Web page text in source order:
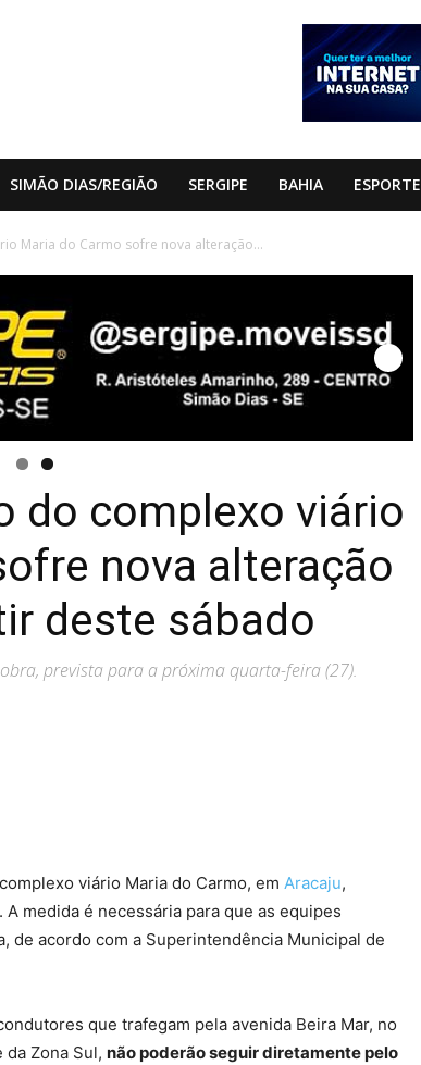
SIMÃO DIAS/REGIÃO SERGIPE BAHIA ESPORTE
Maria do Carmo sofre nova alteração...
do complexo viário
nova alteração
deste sábado
prevista para a próxima quarta-feira (27).
viário Maria do Carmo, em Aracaju,
medida é necessária para que as equipes
de acordo com a Superintendência Municipal de
que trafegam pela avenida Beira Mar, no
Zona Sul, não poderão seguir diretamente pelo